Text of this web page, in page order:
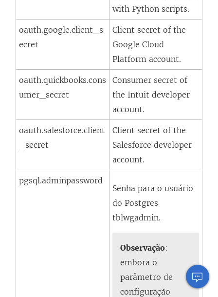
with Python scripts.
oauth.google.client_s
ecret
Client secret of the
Google Cloud
Platform account.
oauth.quickbooks.cons
umer_secret
Consumer secret of
the Intuit developer
account.
oauth.salesforce.client
_secret
Client secret of the
Salesforce developer
account.
pgsql.adminpassword
Senha para o usuário
do Postgres
tblwgadmin.
Observação:
embora o
parâmetro de
configuração